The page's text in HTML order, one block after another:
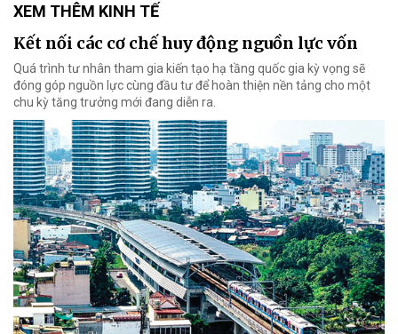
XEM THÊM KINH TẾ
Kết nối các cơ chế huy động nguồn lực vốn
Quá trình tư nhân tham gia kiến tạo hạ tầng quốc gia kỳ vọng sẽ
đóng góp nguồn lực cùng đầu tư để hoàn thiện nền tảng cho một
chu kỳ tăng trưởng mới đang diễn ra.